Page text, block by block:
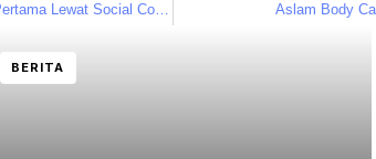
Ilham Taufiq Dorong Pengusaha Muhammadiyah Raih Rp1 Miliar Pertama Lewat Social Commerce Aslam Body
BERITA